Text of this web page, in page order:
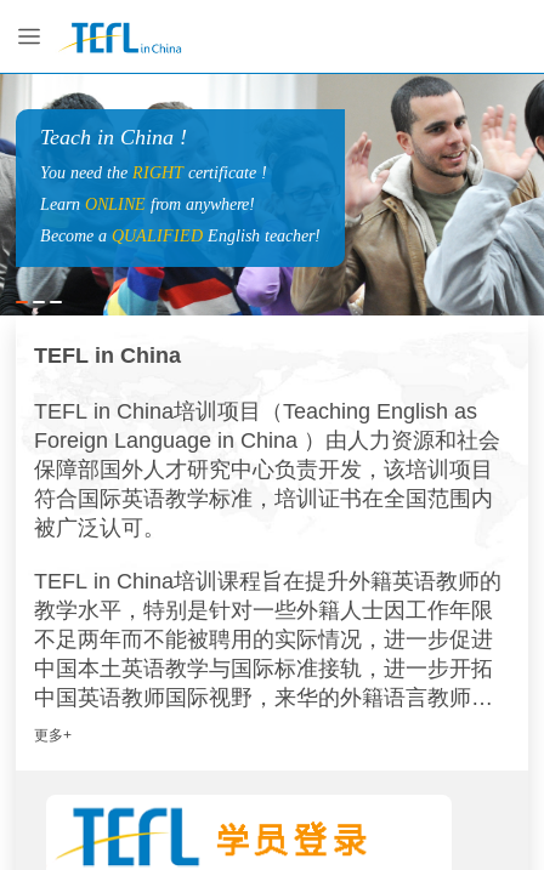
Teach in China !
You need theRIGHTcertificate !
LearnONLINE from anywhere!
Become aQUALIFIED English teacher!
TEFL in China
TEFL in China培训项目（Teaching English as
Foreign Language in China ）由人力资源和社会
保障部国外人才研究中心负责开发，该培训项目
符合国际英语教学标准，培训证书在全国范围内
被广泛认可。
TEFL in China培训课程旨在提升外籍英语教师的
教学水平，特别是针对一些外籍人士因工作年限
不足两年而不能被聘用的实际情况，进一步促进
中国本土英语教学与国际标准接轨，进一步开拓
中国英语教师国际视野，来华的外籍语言教师和
中国英语教师均可报名参加培训。外籍人士经培
获得TEFL in China
证明。
更多+